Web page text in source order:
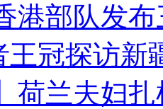
港部队发
王冠探访新
荷兰夫妇